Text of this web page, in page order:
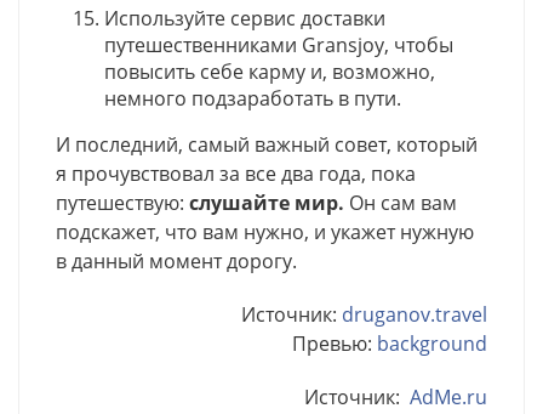
Используйте сервис доставки
путешественниками Gransjoy, чтобы
повысить себе карму и, возможно,
немного подзаработать в пути.
И последний, самый важный совет, который
я прочувствовал за все два года, пока
путешествую: слушайте мир. Он сам вам
подскажет, что вам нужно, и укажет нужную
в данный момент дорогу.
Источник: druganov.travel
Превью: background
Источник: AdMe.ru